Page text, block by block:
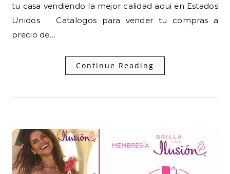
tu casa vendiendo la mejor calidad aqui en Estados
Unidos Catalogos para vender tu compras a
precio de…
Continue Reading